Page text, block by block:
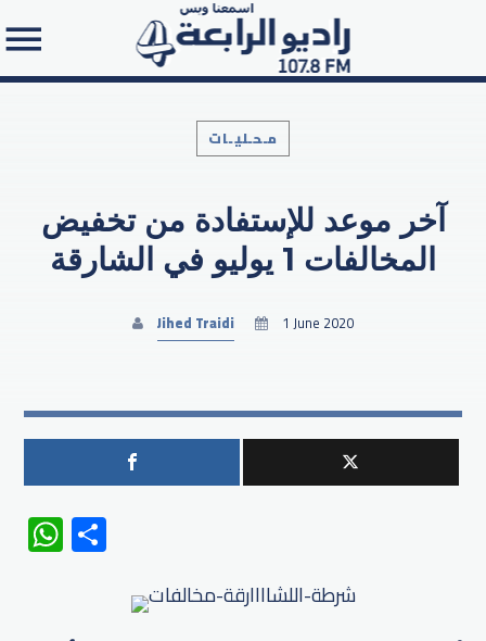
Search in the website:
مـحـليـات
آخر موعد للإستفادة من تخفيض
المخالفات 1 يوليو في الشارقة
Jihed Traidi 1 June 2020
WhatsApp